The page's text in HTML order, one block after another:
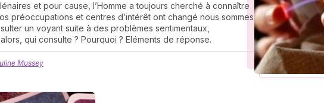
et pour cause, l’Homme a toujours cherché à connaître
préoccupations et centres d’intérêt ont changé nous sommes
un voyant suite à des problèmes sentimentaux,
qui consulte ? Pourquoi ? Eléments de réponse.
Mussey